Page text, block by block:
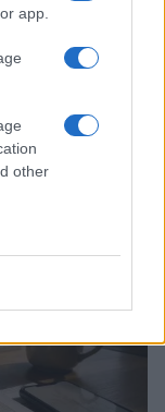
app.
other
ruoli e